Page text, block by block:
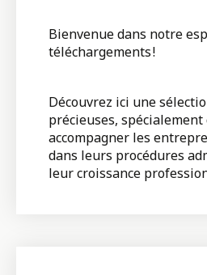
Bienvenue dans notre
téléchargements !
Découvrez ici une
précieuses, spécialement
accompagner les
dans leurs procédures
leur croissance